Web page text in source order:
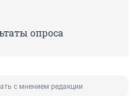
опроса
с мнением редакции